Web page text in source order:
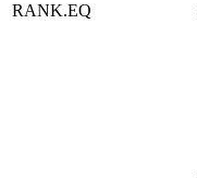
RANK.EQ